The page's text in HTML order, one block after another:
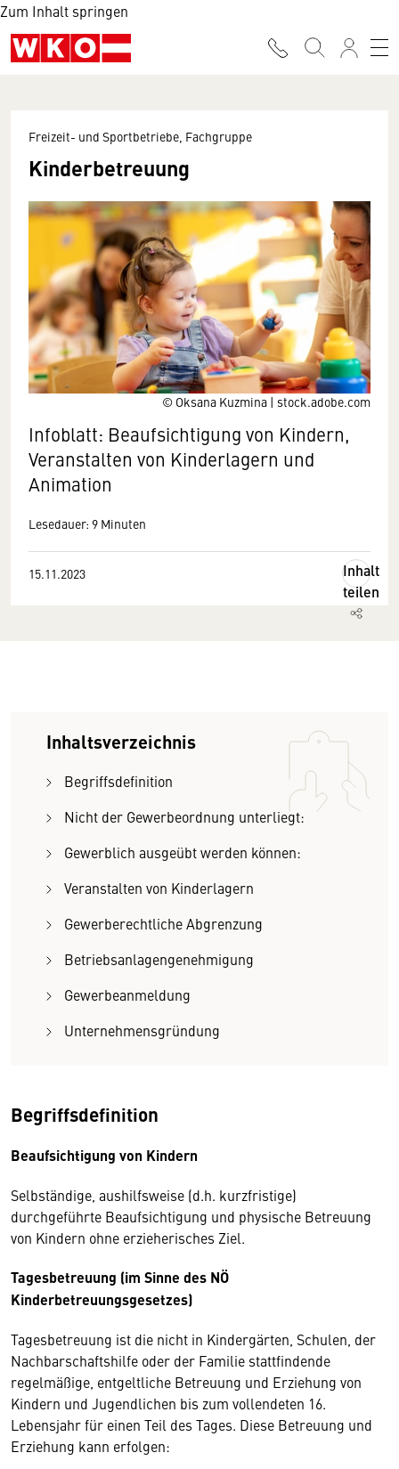
Zum Inhalt springen
© Oksana Kuzmina | stock.adobe.com
Freizeit- und Sportbetriebe, Fachgruppe
Kinderbetreuung
Infoblatt: Beaufsichtigung von Kindern,
Veranstalten von Kinderlagern und
Animation
Lesedauer: 9 Minuten
15.11.2023
Inhalt
teilen
Inhaltsverzeichnis
Begriffsdefinition
Nicht der Gewerbeordnung unterliegt:
Gewerblich ausgeübt werden können:
Veranstalten von Kinderlagern
Gewerberechtliche Abgrenzung
Betriebsanlagengenehmigung
Gewerbeanmeldung
Unternehmensgründung
Begriffsdefinition
Beaufsichtigung von Kindern
Selbständige, aushilfsweise (d.h. kurzfristige)
durchgeführte Beaufsichtigung und physische Betreuung
von Kindern ohne erzieherisches Ziel.
Tagesbetreuung (im Sinne des NÖ
Kinderbetreuungsgesetzes)
Tagesbetreuung ist die nicht in Kindergärten, Schulen, der
Nachbarschaftshilfe oder der Familie stattfindende
regelmäßige, entgeltliche Betreuung und Erziehung von
Kindern und Jugendlichen bis zum vollendeten 16.
Lebensjahr für einen Teil des Tages. Diese Betreuung und
Erziehung kann erfolgen: